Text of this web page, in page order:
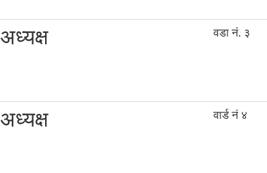
अध्यक्ष वडा नं. ३
अध्यक्ष वार्ड नं ४